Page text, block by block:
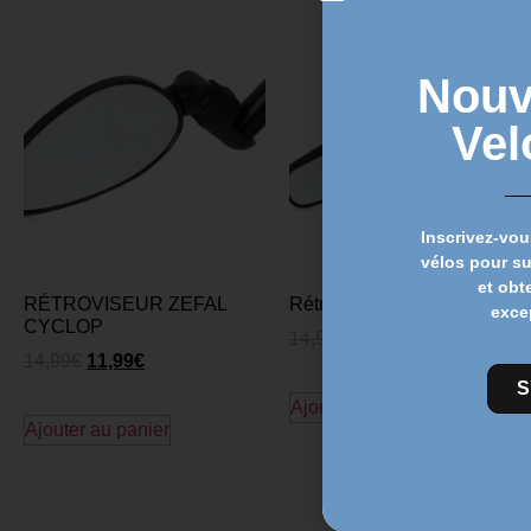
RÉTROVISEUR ZEFAL
CYCLOP
11,99€
Ajouter au panier
Rétroviseur pivotant ZEFAL
Ajouter au panier
Inscrivez-
vélos pour
et